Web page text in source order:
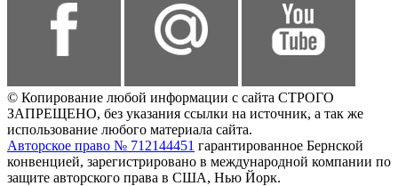
© Копирование любой информации с сайта СТРОГО
ЗАПРЕЩЕНО, без указания ссылки на источник, а так же
использование любого материала сайта.
Авторское право № 712144451 гарантированное Бернской
конвенцией, зарегистрировано в международной компании по
защите авторского права в США, Нью Йорк.